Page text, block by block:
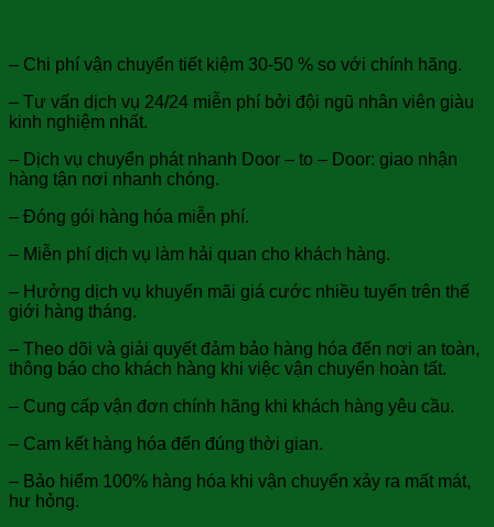
– Chi phí vận chuyển tiết kiệm 30-50 % so với chính hãng.
– Tư vấn dịch vụ 24/24 miễn phí bởi đội ngũ nhân viên giàu
kinh nghiệm nhất.
– Dịch vụ chuyển phát nhanh Door – to – Door: giao nhận
hàng tận nơi nhanh chóng.
– Đóng gói hàng hóa miễn phí.
– Miễn phí dịch vụ làm hải quan cho khách hàng.
– Hưởng dịch vụ khuyến mãi giá cước nhiều tuyến trên thế
giới hàng tháng.
– Theo dõi và giải quyết đảm bảo hàng hóa đến nơi an toàn,
thông báo cho khách hàng khi việc vận chuyển hoàn tất.
– Cung cấp vận đơn chính hãng khi khách hàng yêu cầu.
– Cam kết hàng hóa đến đúng thời gian.
– Bảo hiểm 100% hàng hóa khi vận chuyển xảy ra mất mát,
hư hỏng.